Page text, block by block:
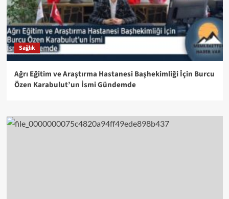
Sağlık
Ağrı Eğitim ve Araştırma Hastanesi Başhekimliği İçin Burcu
Özen Karabulut’un İsmi Gündemde